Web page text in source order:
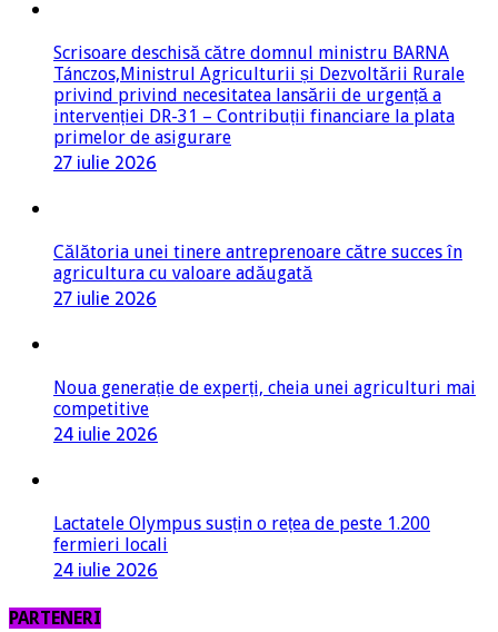
Scrisoare deschisă către domnul ministru BARNA
Tánczos,Ministrul Agriculturii și Dezvoltării Rurale
privind privind necesitatea lansării de urgență a
intervenției DR-31 – Contribuții financiare la plata
primelor de asigurare
27 iulie 2026
Călătoria unei tinere antreprenoare către succes în
agricultura cu valoare adăugată
27 iulie 2026
Noua generație de experți, cheia unei agriculturi mai
competitive
24 iulie 2026
Lactatele Olympus susțin o rețea de peste 1.200
fermieri locali
24 iulie 2026
PARTENERI